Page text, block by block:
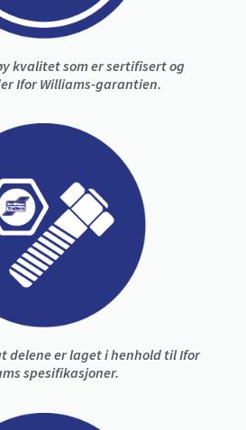
kvalitet som er sertifisert og
Ifor Williams-garantien.
delene er laget i henhold til Ifor
spesifikasjoner.